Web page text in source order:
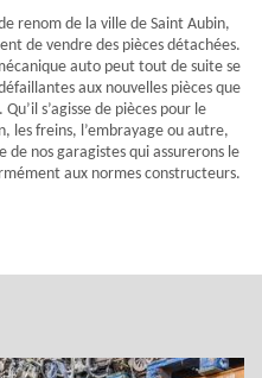
renom de la ville de Saint Aubin,
de vendre des pièces détachées.
auto peut tout de suite se
aux nouvelles pièces que
s’agisse de pièces pour le
les freins, l’embrayage ou autre,
de nos garagistes qui assurerons le
aux normes constructeurs.